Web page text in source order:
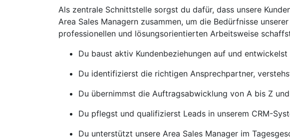
Als zentrale Schnittstelle sorgst du dafür, dass unsere
Area Sales Managern zusammen, um die Bedürfnisse
professionellen und lösungsorientierten Arbeitsweise
Du baust aktiv Kundenbeziehungen auf und entwickelst
Du identifizierst die richtigen Ansprechpartner,
Du übernimmst die Auftragsabwicklung von A bis Z
Du pflegst und qualifizierst Leads in unserem CRM-
Du unterstützt unsere Area Sales Manager im